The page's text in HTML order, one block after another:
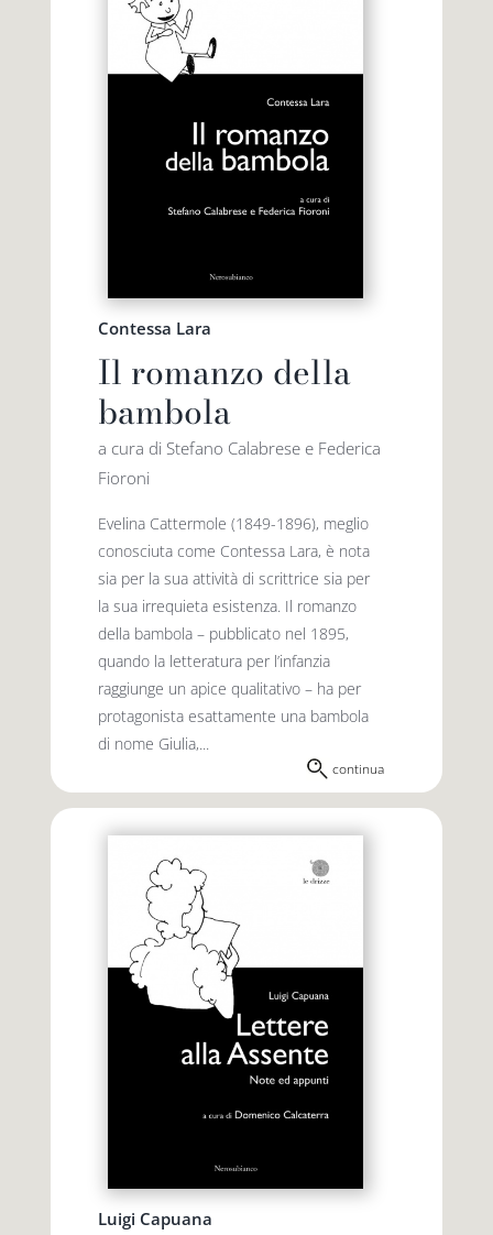
Contessa Lara
Il romanzo della
bambola
a cura di Stefano Calabrese e Federica
Fioroni
Evelina Cattermole (1849-1896), meglio
conosciuta come Contessa Lara, è nota
sia per la sua attività di scrittrice sia per
la sua irrequieta esistenza. Il romanzo
della bambola – pubblicato nel 1895,
quando la letteratura per l’infanzia
raggiunge un apice qualitativo – ha per
protagonista esattamente una bambola
di nome Giulia,...
continua
Luigi Capuana